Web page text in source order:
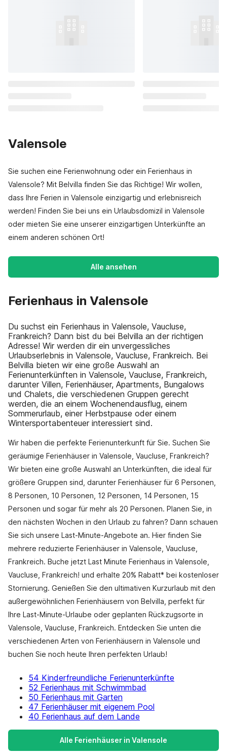
Valensole
Sie suchen eine Ferienwohnung oder ein Ferienhaus in
Valensole? Mit Belvilla finden Sie das Richtige! Wir wollen,
dass Ihre Ferien in Valensole einzigartig und erlebnisreich
werden! Finden Sie bei uns ein Urlaubsdomizil in Valensole
oder mieten Sie eine unserer einzigartigen Unterkünfte an
einem anderen schönen Ort!
Alle ansehen
Ferienhaus in Valensole
Du suchst ein Ferienhaus in Valensole, Vaucluse,
Frankreich? Dann bist du bei Belvilla an der richtigen
Adresse! Wir werden dir ein unvergessliches
Urlaubserlebnis in Valensole, Vaucluse, Frankreich. Bei
Belvilla bieten wir eine große Auswahl an
Ferienunterkünften in Valensole, Vaucluse, Frankreich,
darunter Villen, Ferienhäuser, Apartments, Bungalows
und Chalets, die verschiedenen Gruppen gerecht
werden, die an einem Wochenendausflug, einem
Sommerurlaub, einer Herbstpause oder einem
Wintersportabenteuer interessiert sind.
Wir haben die perfekte Ferienunterkunft für Sie. Suchen Sie
geräumige Ferienhäuser in Valensole, Vaucluse, Frankreich?
Wir bieten eine große Auswahl an Unterkünften, die ideal für
größere Gruppen sind, darunter Ferienhäuser für 6 Personen,
8 Personen, 10 Personen, 12 Personen, 14 Personen, 15
Personen und sogar für mehr als 20 Personen. Planen Sie, in
den nächsten Wochen in den Urlaub zu fahren? Dann schauen
Sie sich unsere Last-Minute-Angebote an. Hier finden Sie
mehrere reduzierte Ferienhäuser in Valensole, Vaucluse,
Frankreich. Buche jetzt Last Minute Ferienhaus in Valensole,
Vaucluse, Frankreich! und erhalte 20% Rabatt* bei kostenloser
Stornierung. Genießen Sie den ultimativen Kurzurlaub mit den
außergewöhnlichen Ferienhäusern von Belvilla, perfekt für
Ihre Last-Minute-Urlaube oder geplanten Rückzugsorte in
Valensole, Vaucluse, Frankreich. Entdecken Sie unten die
verschiedenen Arten von Ferienhäusern in Valensole und
buchen Sie noch heute Ihren perfekten Urlaub!
54 Kinderfreundliche Ferienunterkünfte
52 Ferienhaus mit Schwimmbad
50 Ferienhaus mit Garten
47 Ferienhäuser mit eigenem Pool
40 Ferienhaus auf dem Lande
Alle Ferienhäuser in Valensole